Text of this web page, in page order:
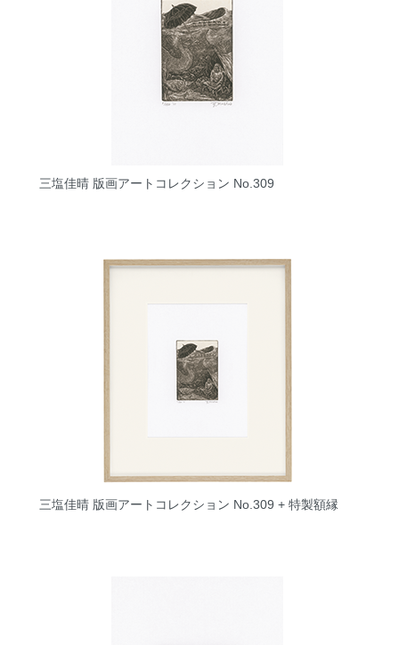
三塩佳晴 版画アートコレクション No.309
三塩佳晴 版画アートコレクション No.309 + 特製額縁